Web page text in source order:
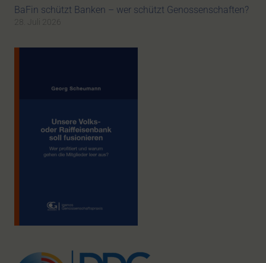
BaFin schützt Banken – wer schützt Genossenschaften?
28. Juli 2026